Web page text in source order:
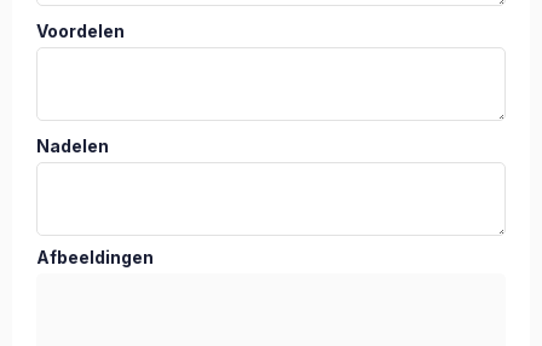
Voordelen
Nadelen
Afbeeldingen